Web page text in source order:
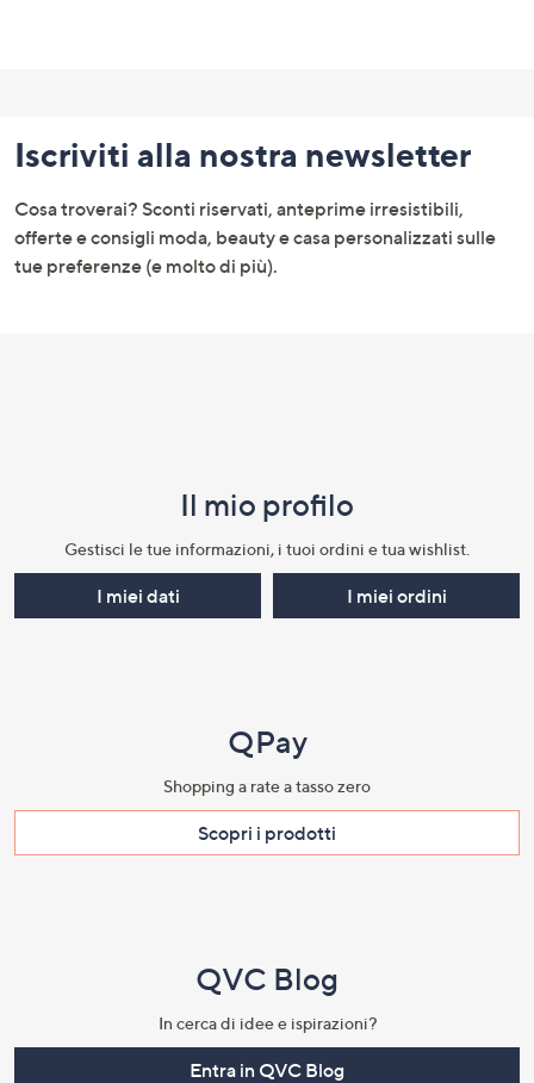
menu
e
informazioni
Iscriviti alla nostra newsletter
Cosa troverai? Sconti riservati, anteprime irresistibili,
offerte e consigli moda, beauty e casa personalizzati sulle
tue preferenze (e molto di più).
Il mio profilo​
Gestisci le tue informazioni, i tuoi ordini e tua wishlist.​
I miei dati I miei ordini
QPay
Shopping a rate a tasso zero​
Scopri i prodotti​
QVC Blog
In cerca di idee e ispirazioni?
Entra in QVC Blog